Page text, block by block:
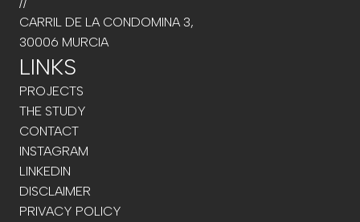
CARRIL DE LA CONDOMINA 3,
30006 MURCIA
LINKS
PROJECTS
THE STUDY
CONTACT
INSTAGRAM
LINKEDIN
DISCLAIMER
PRIVACY POLICY